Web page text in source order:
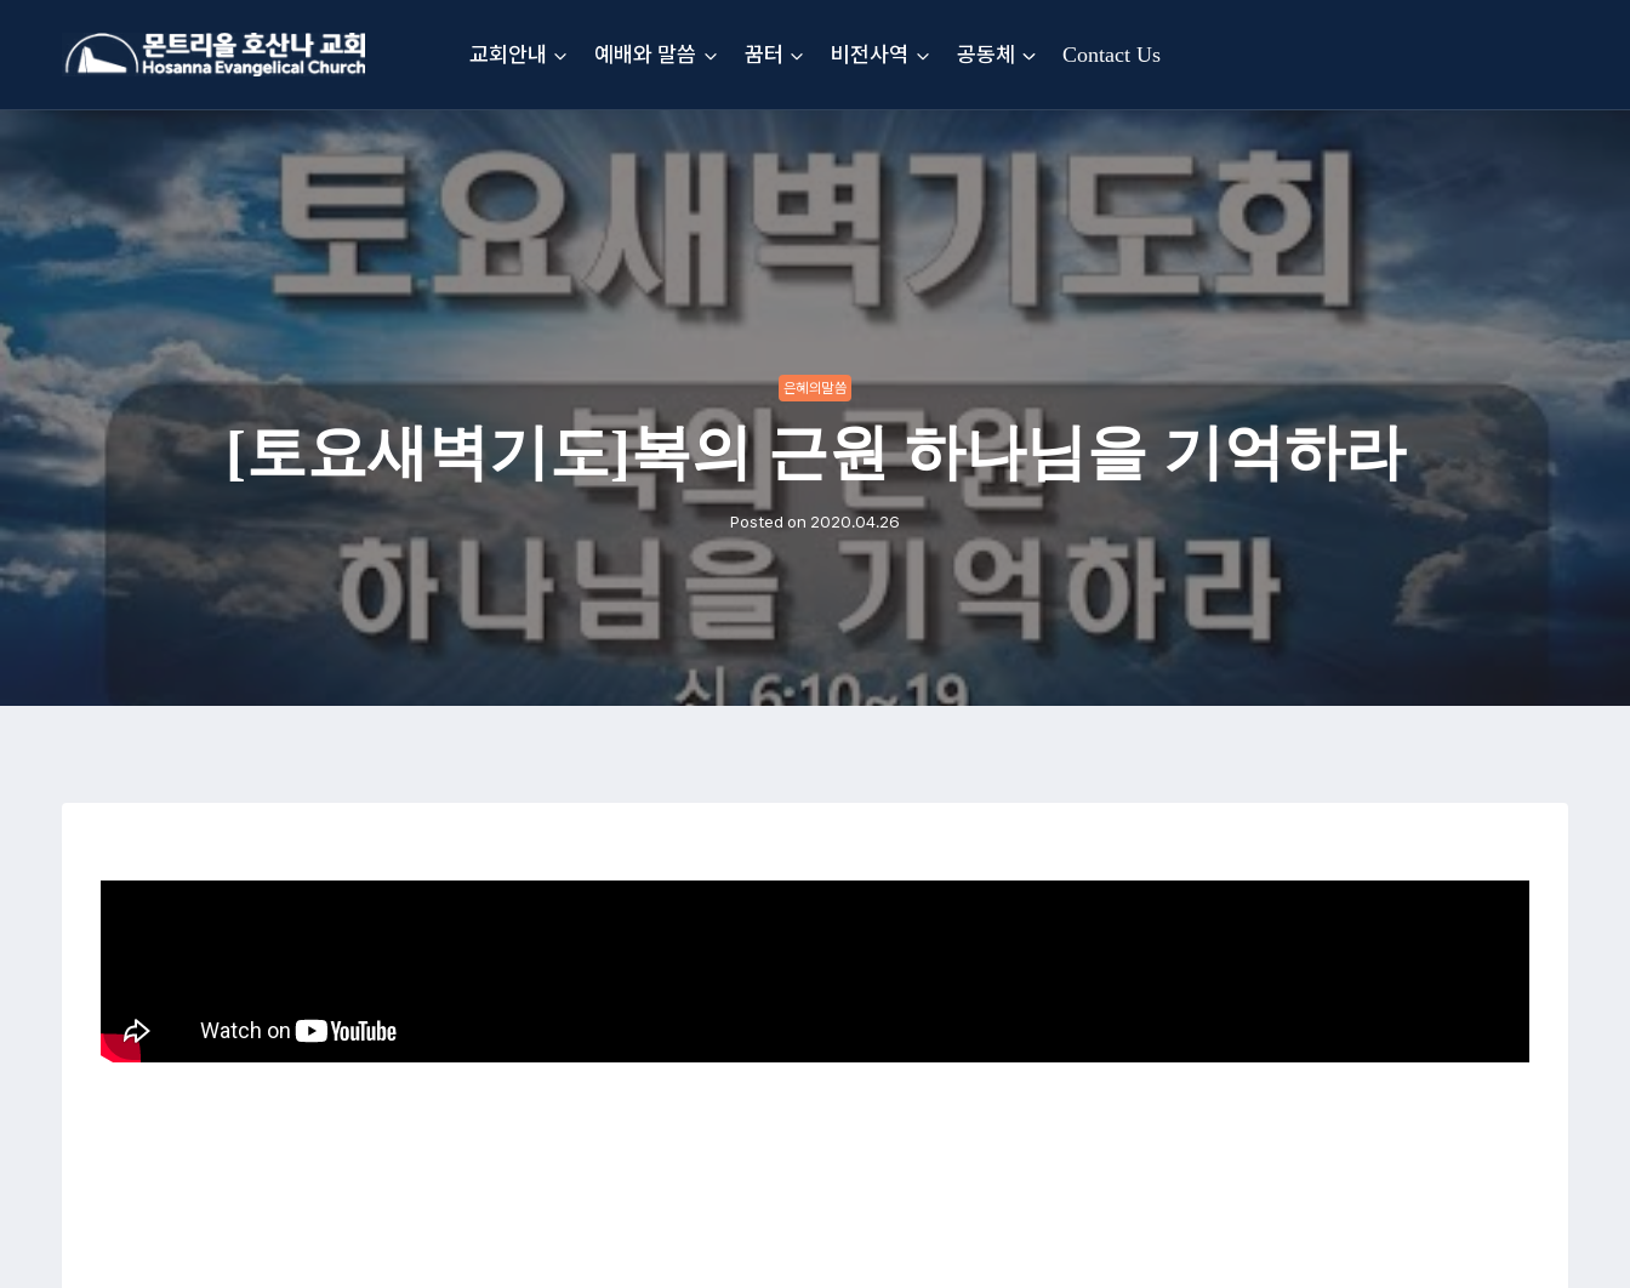
content
교회안내 예배와 말씀 꿈터 비전사역 공동체 Contact Us
은혜의말씀
[토요새벽기도]복의 근원 하나님을 기억하라
Posted on 2020.04.26